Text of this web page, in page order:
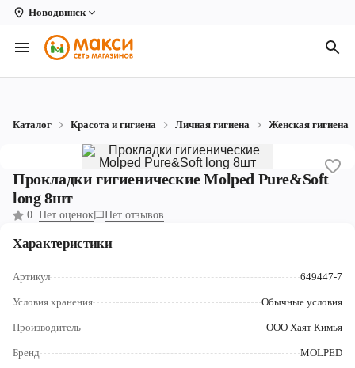
Новодвинск
Вологда
Архангельск
Коряжма
Рыбинск
Северодвинск
Череповец
Каталог Красота и гигиена Личная гигиена Женская гигиена
Прокладки гигиенические Molped Pure&Soft
long 8шт
0 Нет оценок Нет отзывов
Характеристики
Артикул 649447-7
Условия хранения Обычные условия
Производитель ООО Хаят Кимья
Бренд MOLPED